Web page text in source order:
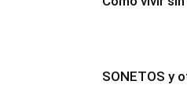
SONETOS y